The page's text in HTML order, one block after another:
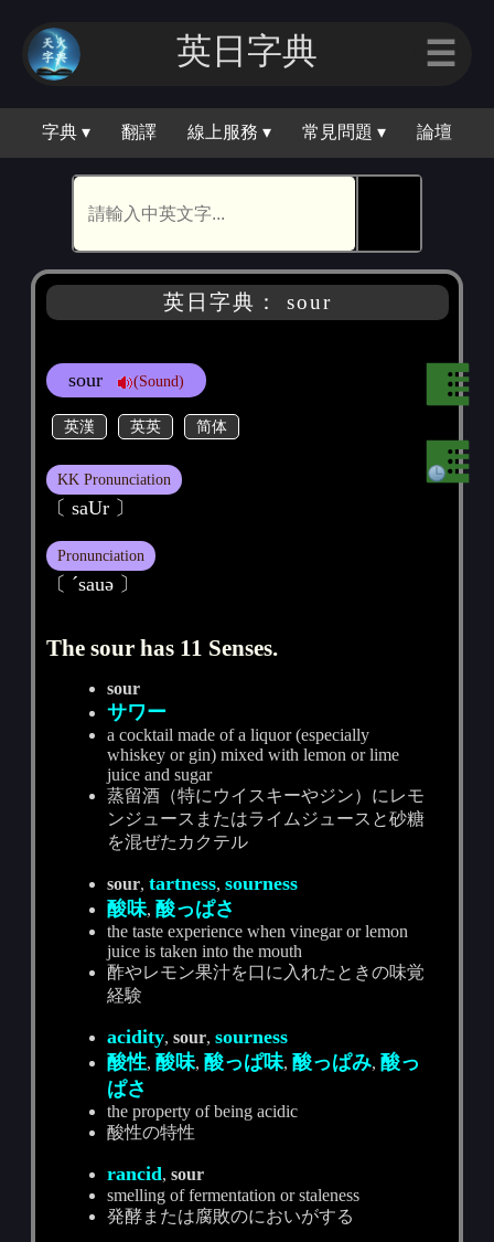
英日字｜ ☰
字典 ▾ 翻譯 線上服務 ▾ 常見問題 ▾ 論壇
英日字典： sour
sour (Sound)
英漢 英英 简体
KK Pronunciation
〔 saUr 〕
Pronunciation
〔 ˊsauә 〕
The sour has 11 Senses.
sour
サワー
a cocktail made of a liquor (especially
whiskey or gin) mixed with lemon or lime
juice and sugar
蒸留酒（特にウイスキーやジン）にレモ
ンジュースまたはライムジュースと砂糖
を混ぜたカクテル
sour,tartness,sourness
酸味,酸っぱさ
the taste experience when vinegar or lemon
juice is taken into the mouth
酢やレモン果汁を口に入れたときの味覚
経験
acidity,sour,sourness
酸性,酸味,酸っぱ味,酸っぱみ,酸っ
ぱさ
the property of being acidic
酸性の特性
rancid,sour
smelling of fermentation or staleness
発酵または腐敗のにおいがする